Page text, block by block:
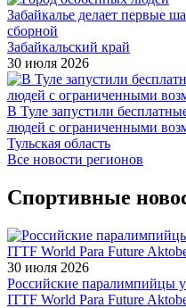
Забайкалье делает первые
сборной
Забайкальский край
30 июля 2026
В Туле запустили
людей с ограниченными
Тульская область
Все новости регионов
Спортивные
30 июля 2026
Российские паралимпийцы
ITTF World Para Future